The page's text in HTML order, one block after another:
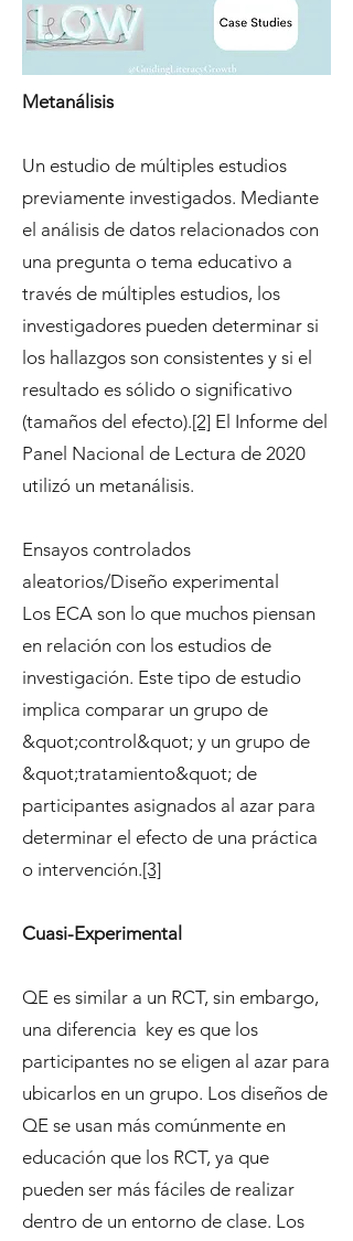
Metanálisis
Un estudio de múltiples estudios
previamente investigados. Mediante
el análisis de datos relacionados con
una pregunta o tema educativo a
través de múltiples estudios, los
investigadores pueden determinar si
los hallazgos son consistentes y si el
resultado es sólido o significativo
(tamaños del efecto).[2] El Informe del
Panel Nacional de Lectura de 2020
utilizó un metanálisis.
Ensayos controlados
aleatorios/Diseño experimental
Los ECA son lo que muchos piensan
en relación con los estudios de
investigación. Este tipo de estudio
implica comparar un grupo de
&quot;control&quot; y un grupo de
&quot;tratamiento&quot; de
participantes asignados al azar para
determinar el efecto de una práctica
o intervención.[3]
Cuasi-Experimental
QE es similar a un RCT, sin embargo,
una diferencia key es que los
participantes no se eligen al azar para
ubicarlos en un grupo. Los diseños de
QE se usan más comúnmente en
educación que los RCT, ya que
pueden ser más fáciles de realizar
dentro de un entorno de clase. Los